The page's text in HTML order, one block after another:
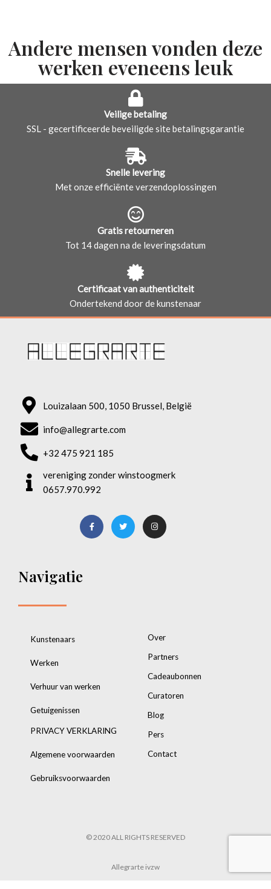
Andere mensen vonden deze
werken eveneens leuk
Veilige betaling
SSL - gecertificeerde beveiligde site betalingsgarantie
Snelle levering
Met onze efficiënte verzendoplossingen
Gratis retourneren
Tot 14 dagen na de leveringsdatum
Certificaat van authenticiteit
Ondertekend door de kunstenaar
Louizalaan 500, 1050 Brussel, België
info@allegrarte.com
+32 475 921 185
vereniging zonder winstoogmerk
0657.970.992
Navigatie
Kunstenaars
Werken
Verhuur van werken
Getuigenissen
PRIVACY VERKLARING
Algemene voorwaarden
Gebruiksvoorwaarden
Over
Partners
Cadeaubonnen
Curatoren
Blog
Pers
Contact
© 2020 ALL RIGHTS RESERVED
Allegrarte ivzw